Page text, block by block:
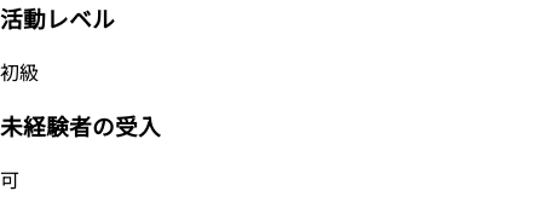
活動レベル
初級
未経験者の受入
可